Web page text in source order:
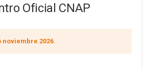
Oficial CNAP
noviembre 2026